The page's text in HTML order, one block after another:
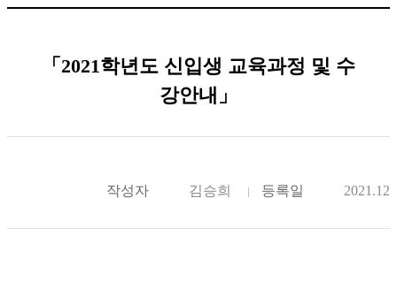
「2021학년도 신입생 교육과정 및 수
강안내」
작성자 김승희 등록일